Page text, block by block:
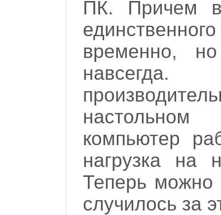
ПК. Причем в
временно,
компьютер
нагрузка на
Теперь можно
случилось за